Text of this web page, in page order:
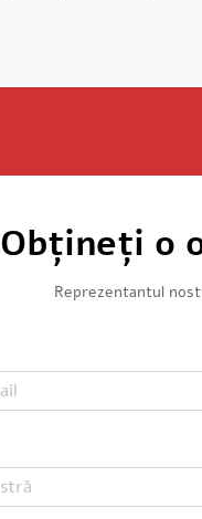
Obțineți o
Reprezentantul